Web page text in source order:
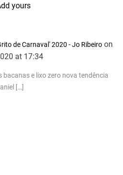
yours
de Carnaval' 2020 - Jo Ribeiro on
at 17:34
bacanas e lixo zero nova tendência
[…]